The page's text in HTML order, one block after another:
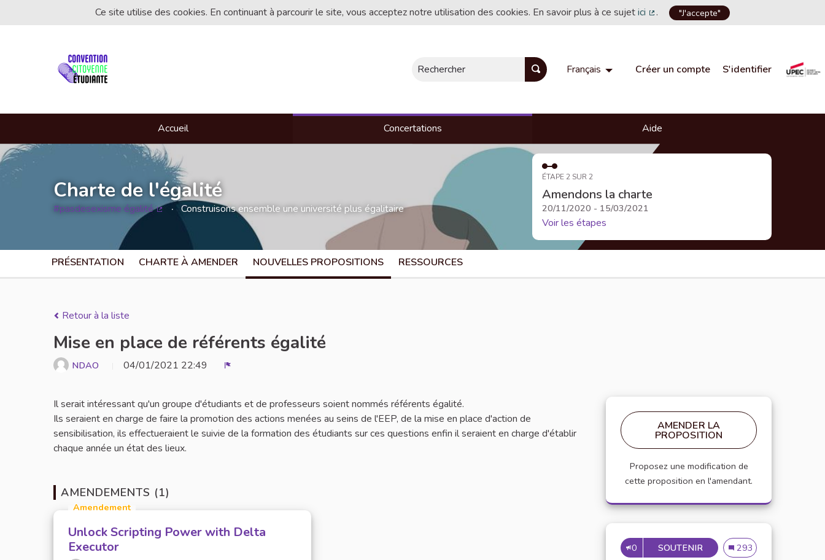
Ce site utilise des cookies. En continuant à parcourir le site, vous acceptez notre utilisation des cookies. En savoir plus à ce sujetici
(Lien externe)
. "J'accepte"
Rechercher Français Choisir la langueChoose language
Créer un compte S'identifier
Accueil Concertations Aide
Charte de l'égalité
#pasdesexisme égalité Construisons ensemble une université plus égalitaire
ÉTAPE 2 SUR 2
Amendons la charte
20/11/2020 - 15/03/2021
Voir les étapes
PRÉSENTATION CHARTE À AMENDER NOUVELLES PROPOSITIONS RESSOURCES
Retour à la liste
Mise en place de référents égalité
NDAO 04/01/2021 22:49
Il serait intéressant qu'un groupe d'étudiants et de professeurs soient nommés référents égalité.
Ils seraient en charge de faire la promotion des actions menées au seins de l'EEP, de la mise en place d'action de
sensibilisation, ils effectueraient le suivie de la formation des étudiants sur ces questions enfin il seraient en charge d'établir
chaque année un état des lieux.
AMENDEMENTS (1)
Amendement
Unlock Scripting Power with Delta
Executor
AMENDER LA
PROPOSITION
Proposez une modification de
cette proposition en l'amendant.
0 SOUTENIR MISE EN PLACE DE
Mise en place de
293